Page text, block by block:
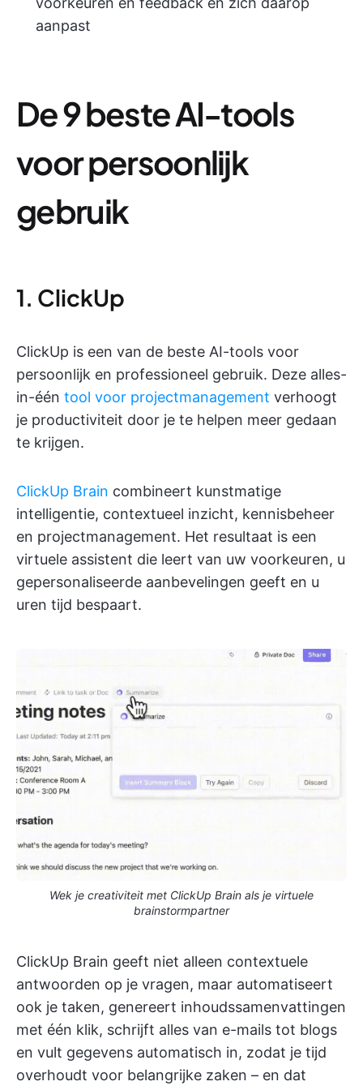
aanpast
De 9 beste AI-tools
voor persoonlijk
gebruik
1. ClickUp
ClickUp is een van de beste AI-tools voor
persoonlijk en professioneel gebruik. Deze alles-
in-één tool voor projectmanagement verhoogt
je productiviteit door je te helpen meer gedaan
te krijgen.
ClickUp Brain combineert kunstmatige
intelligentie, contextueel inzicht, kennisbeheer
en projectmanagement. Het resultaat is een
virtuele assistent die leert van uw voorkeuren, u
gepersonaliseerde aanbevelingen geeft en u
uren tijd bespaart.
Wek je creativiteit met ClickUp Brain als je virtuele
brainstormpartner
ClickUp Brain geeft niet alleen contextuele
antwoorden op je vragen, maar automatiseert
ook je taken, genereert inhoudssamenvattingen
met één klik, schrijft alles van e-mails tot blogs
en vult gegevens automatisch in, zodat je tijd
overhoudt voor belangrijke zaken – en dat